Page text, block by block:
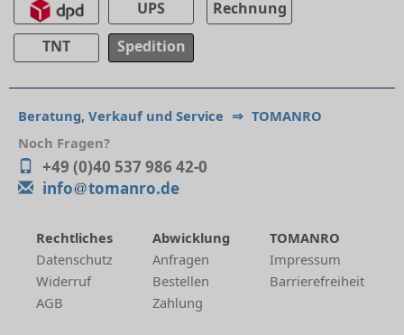
UPS
TNT
Spedition
Rechnung
Beratung, Verkauf und Service ⇒ TOMANRO
Noch Fragen?
+49 (0)40 537 986 42-0
info
tomanro.de
Rechtliches
Datenschutz
Widerruf
AGB
Abwicklung
Anfragen
Bestellen
Zahlung
TOMANRO
Impressum
Barrierefreiheit